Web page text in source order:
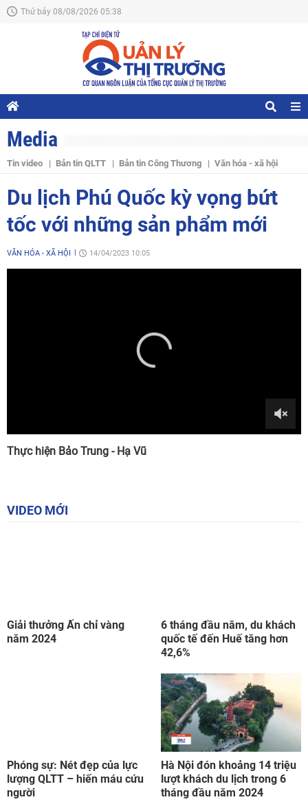
Thứ bảy 08/08/2026 05:38
Media
Tin video Bản tin QLTT Bản tin Công Thương Văn hóa - xã hội
Du lịch Phú Quốc kỳ vọng bứt
tốc với những sản phẩm mới
VĂN HÓA - XÃ HỘI 14/04/2023 10:05
Thực hiện Bảo Trung - Hạ Vũ
VIDEO MỚI
Giải thưởng Ấn chỉ vàng
năm 2024
6 tháng đầu năm, du khách
quốc tế đến Huế tăng hơn
42,6%
Phóng sự: Nét đẹp của lực
lượng QLTT – hiến máu cứu
người
Hà Nội đón khoảng 14 triệu
lượt khách du lịch trong 6
tháng đầu năm 2024